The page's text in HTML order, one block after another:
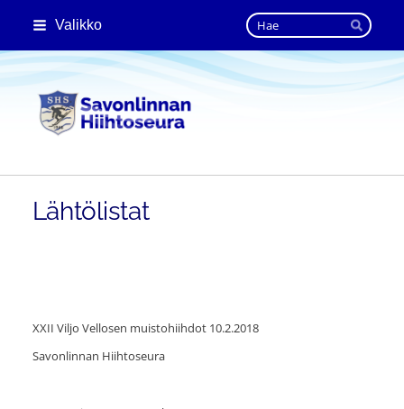
Siirry
sisältöön
Valikko Haku
Hae
Savonlinnan Hiihtoseura
Lähtölistat
XXII Viljo Vellosen muistohiihdot 10.2.2018
Savonlinnan Hiihtoseura